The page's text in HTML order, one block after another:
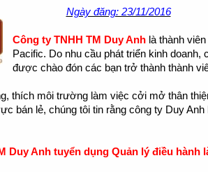
Ngày đăng: 23/11/2016
Công ty TNHH TM Duy Anh là thành
Pacific. Do nhu cầu phát triển kinh doanh,
được chào đón các bạn trở thành thành
thích môi trường làm việc cởi mở thân
bán lẻ, chúng tôi tin rằng công ty Duy
Duy Anh tuyển dụng Quản lý điều hành